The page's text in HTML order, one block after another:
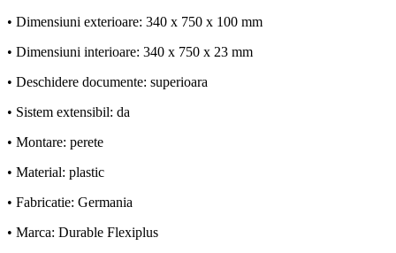
• Dimensiuni exterioare: 340 x 750 x 100 mm
• Dimensiuni interioare: 340 x 750 x 23 mm
• Deschidere documente: superioara
• Sistem extensibil: da
• Montare: perete
• Material: plastic
• Fabricatie: Germania
• Marca: Durable Flexiplus